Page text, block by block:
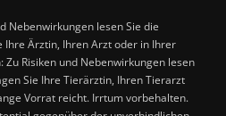
Nebenwirkungen lesen Sie die
Ihre Ärztin, Ihren Arzt oder in Ihrer
Risiken und Nebenwirkungen lesen
Sie Ihre Tierärztin, Ihren Tierarzt
Vorrat reicht. Irrtum vorbehalten.